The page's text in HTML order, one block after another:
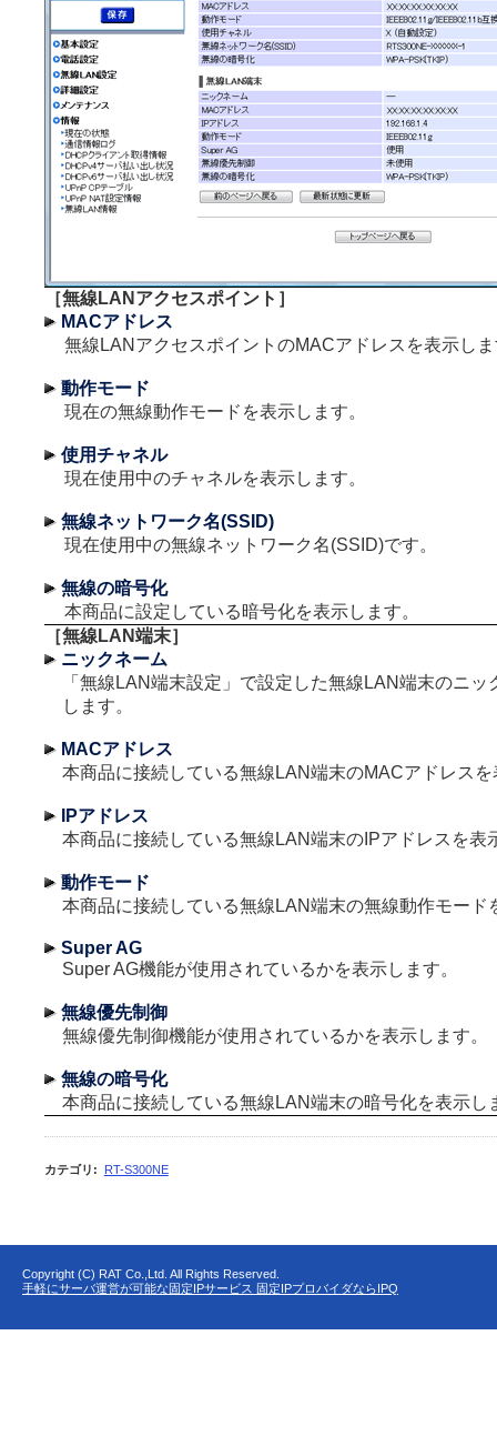
［無線LANアクセスポイント］
MACアドレス
無線LANアクセスポイントのMACアドレスを表示し
動作モード
現在の無線動作モードを表示します。
使用チャネル
現在使用中のチャネルを表示します。
無線ネットワーク名(SSID)
現在使用中の無線ネットワーク名(SSID)です。
無線の暗号化
本商品に設定している暗号化を表示します。
［無線LAN端末］
ニックネーム
「無線LAN端末設定」で設定した無線LAN端末のニッ
します。
MACアドレス
本商品に接続している無線LAN端末のMACアドレス
IPアドレス
本商品に接続している無線LAN端末のIPアドレスを表
動作モード
本商品に接続している無線LAN端末の無線動作モード
Super AG
Super AG機能が使用されているかを表示します。
無線優先制御
無線優先制御機能が使用されているかを表示します。
無線の暗号化
本商品に接続している無線LAN端末の暗号化を表示し
カテゴリ : RT-S300NE
Copyright (C) RAT Co.,Ltd. All Rights Reserved.
手軽にサーバ運営が可能な固定IPサービス 固定IPプロバイダならIPQ